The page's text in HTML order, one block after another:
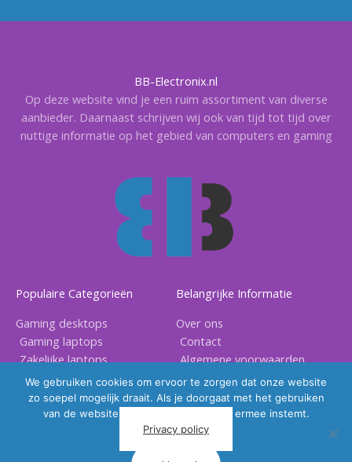
BB-Electronix.nl
Op deze website vind je een ruim assortiment van diverse
aanbieder. Daarnaast schrijven wij ook van tijd tot tijd over
nuttige informatie op het gebied van computers en gaming
Populaire Categorieën
Gaming desktops
Gaming laptops
Zakelijke laptops
Gaming accessoires
Belangrijke Informatie
Over ons
Contact
Algemene voorwaarden
Privacy voorwaarden
We gebruiken cookies om ervoor te zorgen dat onze website
zo soepel mogelijk draait. Als je doorgaat met het gebruiken
van de website, gaan we er vanuit dat ermee instemt.
Privacy policy